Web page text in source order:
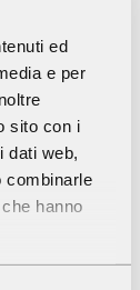
ed
e per
sito con i
dati web,
combinarle
hanno
1918 ca.